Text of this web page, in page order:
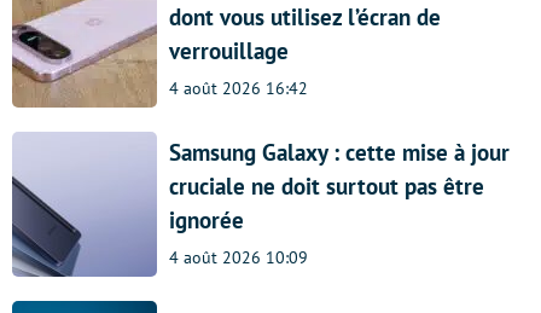
dont vous utilisez l’écran de
verrouillage
4 août 2026 16:42
Samsung Galaxy : cette mise à jour
cruciale ne doit surtout pas être
ignorée
4 août 2026 10:09